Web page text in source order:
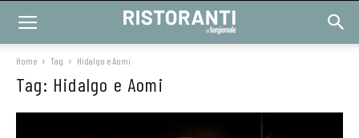
Home Tag Hidalgo e Aomi
Tag: Hidalgo e Aomi